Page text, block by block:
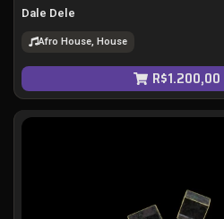
Dale Dele
Afro House, House
R$1.200,00